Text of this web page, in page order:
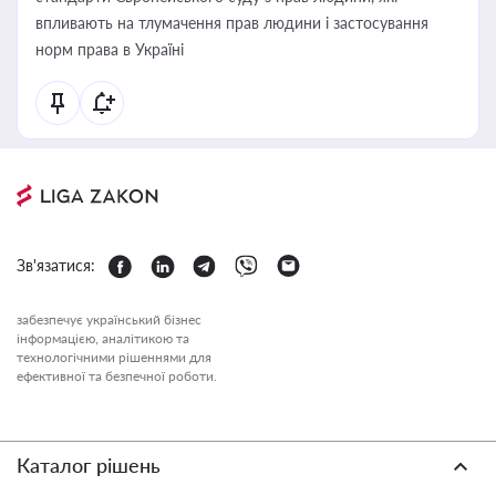
впливають на тлумачення прав людини і застосування
норм права в Україні
Зв'язатися:
забезпечує український бізнес
інформацією, аналітикою та
технологічними рішеннями для
ефективної та безпечної роботи.
Каталог рішень